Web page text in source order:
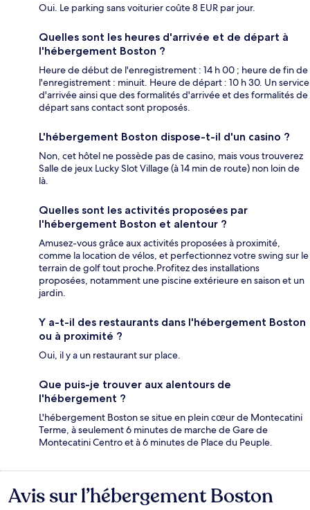
Oui. Le parking sans voiturier coûte 8 EUR par jour.
Quelles sont les heures d'arrivée et de départ à
l'hébergement Boston ?
Heure de début de l'enregistrement : 14 h 00 ; heure de fin de
l'enregistrement : minuit. Heure de départ : 10 h 30. Un service
d'arrivée ainsi que des formalités d'arrivée et des formalités de
départ sans contact sont proposés.
L'hébergement Boston dispose-t-il d'un casino ?
Non, cet hôtel ne possède pas de casino, mais vous trouverez
Salle de jeux Lucky Slot Village (à 14 min de route) non loin de
là.
Quelles sont les activités proposées par
l'hébergement Boston et alentour ?
Amusez-vous grâce aux activités proposées à proximité,
comme la location de vélos, et perfectionnez votre swing sur le
terrain de golf tout proche.Profitez des installations
proposées, notamment une piscine extérieure en saison et un
jardin.
Y a-t-il des restaurants dans l'hébergement Boston
ou à proximité ?
Oui, il y a un restaurant sur place.
Que puis-je trouver aux alentours de
l'hébergement ?
L'hébergement Boston se situe en plein cœur de Montecatini
Terme, à seulement 6 minutes de marche de Gare de
Montecatini Centro et à 6 minutes de Place du Peuple.
Avis
Avis sur l’hébergement Boston